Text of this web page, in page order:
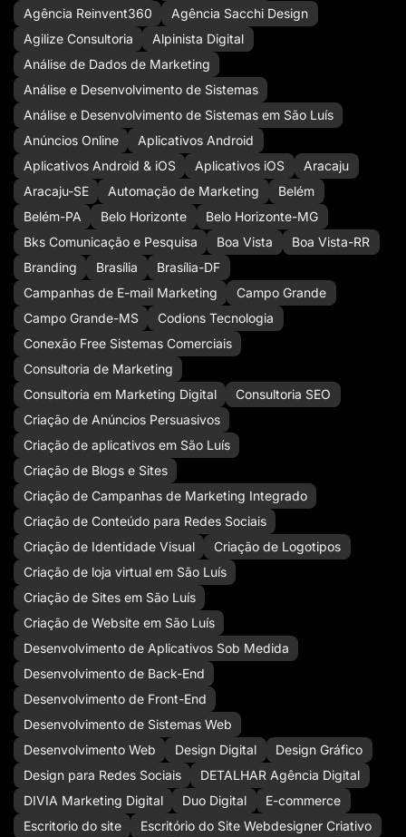
Agência Reinvent360
Agência Sacchi Design
Agilize Consultoria
Alpinista Digital
Análise de Dados de Marketing
Análise e Desenvolvimento de Sistemas
Análise e Desenvolvimento de Sistemas em São Luís
Anúncios Online
Aplicativos Android
Aplicativos Android & iOS
Aplicativos iOS
Aracaju
Aracaju-SE
Automação de Marketing
Belém
Belém-PA
Belo Horizonte
Belo Horizonte-MG
Bks Comunicação e Pesquisa
Boa Vista
Boa Vista-RR
Branding
Brasília
Brasília-DF
Campanhas de E-mail Marketing
Campo Grande
Campo Grande-MS
Codions Tecnologia
Conexão Free Sistemas Comerciais
Consultoria de Marketing
Consultoria em Marketing Digital
Consultoria SEO
Criação de Anúncios Persuasivos
Criação de aplicativos em São Luís
Criação de Blogs e Sites
Criação de Campanhas de Marketing Integrado
Criação de Conteúdo para Redes Sociais
Criação de Identidade Visual
Criação de Logotipos
Criação de loja virtual em São Luís
Criação de Sites em São Luís
Criação de Website em São Luís
Desenvolvimento de Aplicativos Sob Medida
Desenvolvimento de Back-End
Desenvolvimento de Front-End
Desenvolvimento de Sistemas Web
Desenvolvimento Web
Design Digital
Design Gráfico
Design para Redes Sociais
DETALHAR Agência Digital
DIVIA Marketing Digital
Duo Digital
E-commerce
Escritorio do site
Escritório do Site Webdesigner Criativo